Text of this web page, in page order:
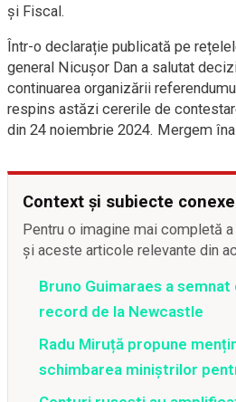
și Fiscal.
Într-o declarație publicată pe
general Nicușor Dan a salutat
continuarea organizării
respins astăzi cererile de
din 24 noiembrie 2024. Mergem
Context și subiecte conexe
Pentru o imagine mai completă
și aceste articole relevante din
Bruno Guimaraes a
record de la Newcastle
Radu Miruță propune
schimbarea miniștrilor